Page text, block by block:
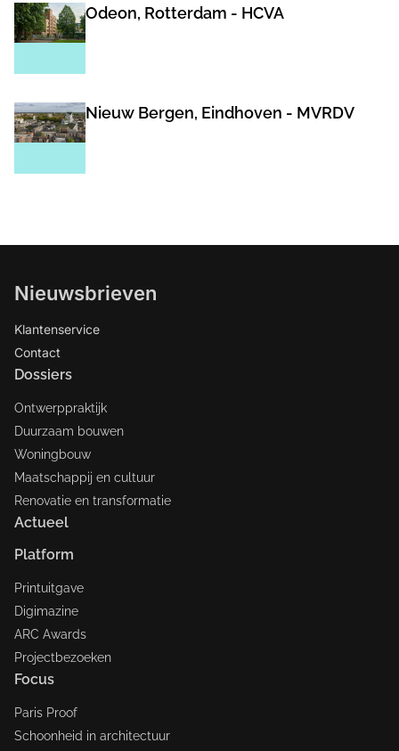
Odeon, Rotterdam - HCVA
Nieuw Bergen, Eindhoven - MVRDV
Nieuwsbrieven
Klantenservice
Contact
Dossiers
Ontwerppraktijk
Duurzaam bouwen
Woningbouw
Maatschappij en cultuur
Renovatie en transformatie
Actueel
Platform
Printuitgave
Digimazine
ARC Awards
Projectbezoeken
Focus
Paris Proof
Schoonheid in architectuur